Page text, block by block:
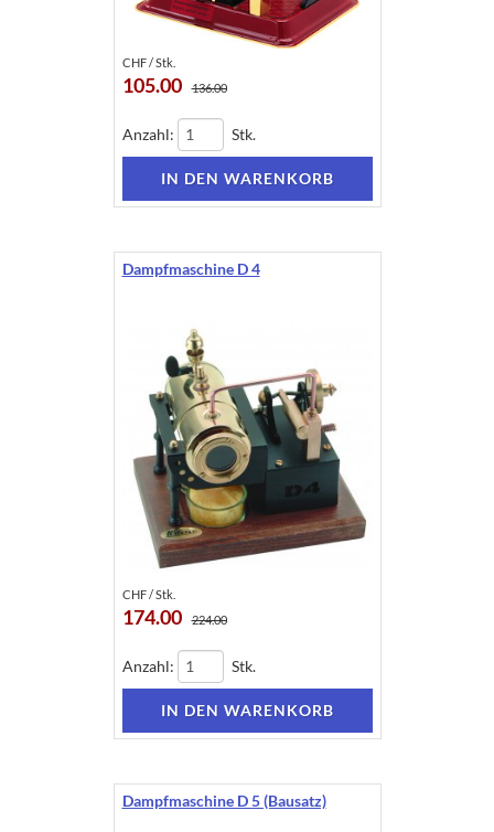
CHF / Stk.
105.00 136.00
Anzahl: Stk.
Dampfmaschine D 4
CHF / Stk.
174.00 224.00
Anzahl: Stk.
Dampfmaschine D 5 (Bausatz)